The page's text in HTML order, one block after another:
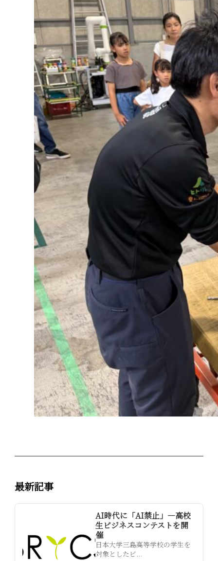
最新記事
AI時代に「AI禁止」—高校
生ビジネスコンテストを開
催
日本大学三島高等学校の学生を
対象としたビ...